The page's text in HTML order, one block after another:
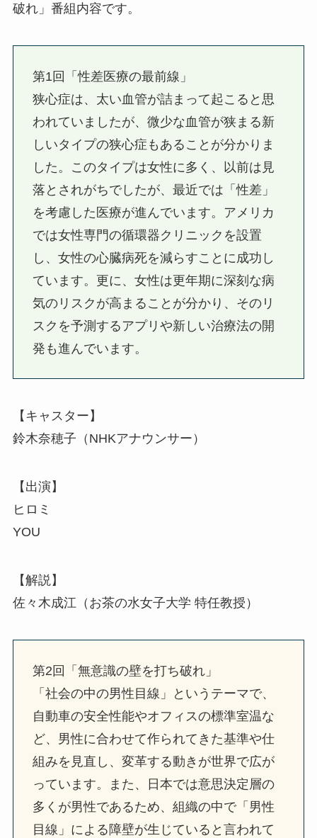
破れ」番組内容です。
第1回「性差医療の最前線」
狭心症は、太い血管が詰まって起こると思
われていましたが、微少な血管が狭まる新
しいタイプの狭心症もあることが分かりま
した。このタイプは女性に多く、以前は見
落とされがちでしたが、最近では「性差」
を考慮した医療が進んでいます。アメリカ
では女性専門の循環器クリニックを設置
し、女性の心臓病死を減らすことに成功し
ています。更に、女性は更年期に深刻な病
気のリスクが高まることが分かり、そのリ
スクを予測するアプリや新しい治療法の開
発も進んでいます。
【キャスター】
鈴木奈穂子（NHKアナウンサー）
【出演】
ヒロミ
YOU
【解説】
佐々木成江（お茶の水女子大学 特任教授）
第2回「無意識の壁を打ち破れ」
「社会の中の男性目線」というテーマで、
自動車の安全性能やオフィスの標準室温な
ど、男性に合わせて作られてきた基準や仕
組みを見直し、変革する動きが世界で広が
っています。また、日本では意思決定層の
多くが男性であるため、組織の中で「男性
目線」による障壁が生じていると言われて